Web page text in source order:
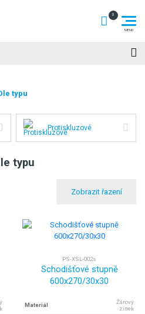
typu
Protiskluzové
typu
PS-XSL-002s
Schodišťové stupně
600x270/30x30
Materiál
Žárový
zinek